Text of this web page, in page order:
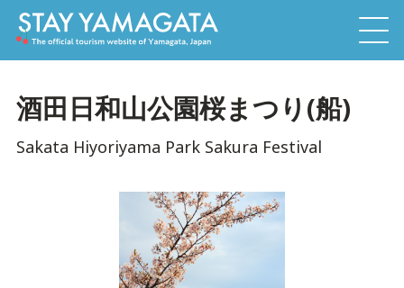
酒田日和山公園桜まつり(船)
Sakata Hiyoriyama Park Sakura Festival